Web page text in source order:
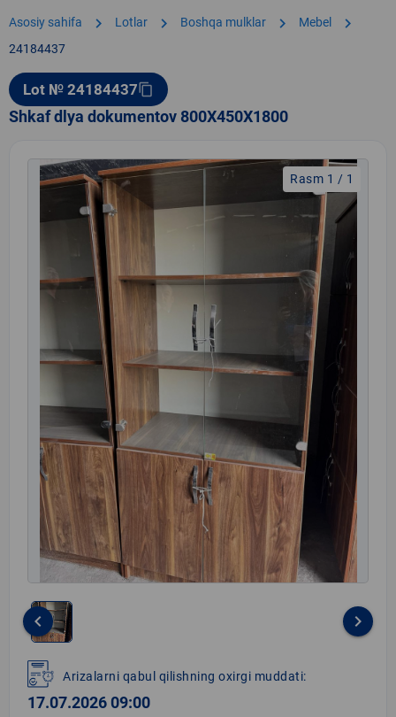
Asosiy sahifa chevron_right Lotlar chevron_right Boshqa mulklar chevron_right Mebel chevron_right
24184437
Lot № 24184437content_copy
Shkaf dlya dokumentov 800X450X1800
Rasm 1 / 1
1
of
1
keyboard_arrow_left keyboard_arrow_right
Arizalarni qabul qilishning oxirgi muddati:
17.07.2026 09:00